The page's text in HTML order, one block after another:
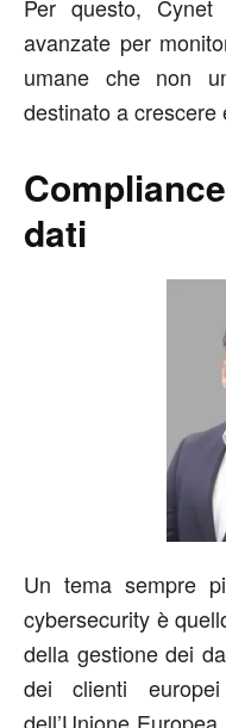
Per questo, Cynet
avanzate per
umane che non
destinato a crescere
dati
Un tema sempre
cybersecurity è
della gestione dei
dei clienti